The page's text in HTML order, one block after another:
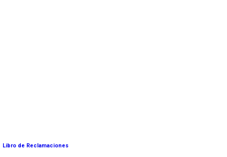
Libro de Reclamaciones